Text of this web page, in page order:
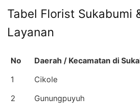
Tabel Florist Sukabumi
Layanan
No
Daerah / Kecamatan di
1
Cikole
2
Gunungpuyuh